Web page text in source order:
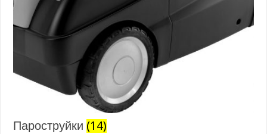
Пароструйки (14)